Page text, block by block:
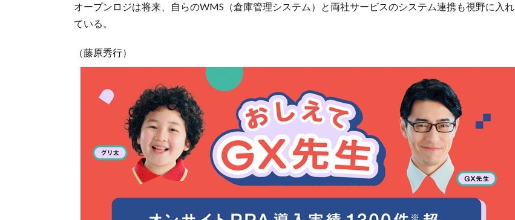
オープンロジは将来、自らのWMS（倉庫管理システム）と両社サービスのシステム連携も視野に入れ
ている。
（藤原秀行）